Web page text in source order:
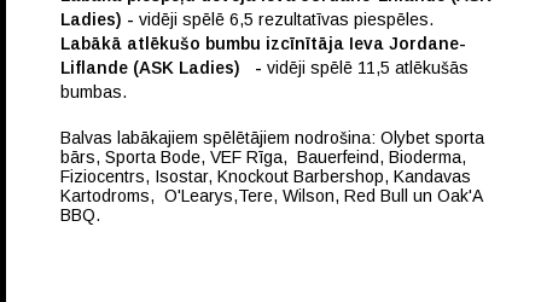
Ladies) - vidēji spēlē 6,5 rezultatīvas piespēles.
Labākā atlēkušo bumbu izcīnītāja Ieva Jordane-
Liflande (ASK Ladies)
- vidēji spēlē 11,5 atlēkušās
bumbas.
Balvas labākajiem spēlētājiem nodrošina: Olybet sporta
bārs, Sporta Bode, VEF Rīga, Bauerfeind, Bioderma,
Fiziocentrs, Isostar, Knockout Barbershop, Kandavas
Kartodroms, O'Learys,Tere, Wilson, Red Bull un Oak'A
BBQ.